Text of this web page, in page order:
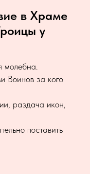
в Храме
у
молебна.
Воинов за кого
раздача икон,
поставить